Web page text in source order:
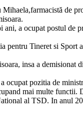
a ocupat postul de
pentru Tineret si
insa a
pozitia de
mai multe
al TSD. In anul